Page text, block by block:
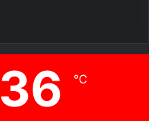
36 ℃